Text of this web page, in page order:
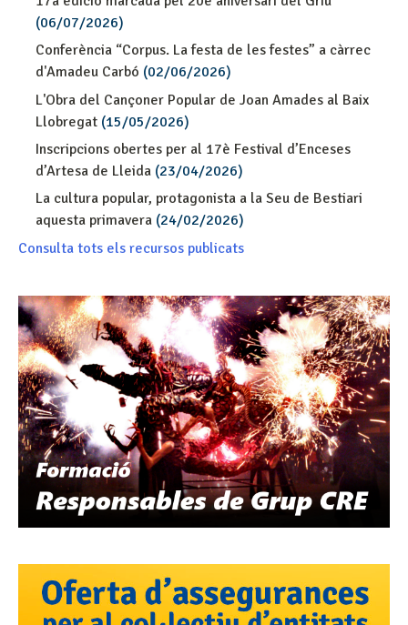
(06/07/2026)
Conferència “Corpus. La festa de les festes” a càrrec
d'Amadeu Carbó (02/06/2026)
L'Obra del Cançoner Popular de Joan Amades al Baix
Llobregat (15/05/2026)
Inscripcions obertes per al 17è Festival d’Enceses
d’Artesa de Lleida (23/04/2026)
La cultura popular, protagonista a la Seu de Bestiari
aquesta primavera (24/02/2026)
Consulta tots els recursos publicats